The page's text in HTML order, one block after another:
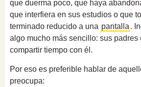
que duerma poco, que haya
que interfiera en sus estudios o que
terminado reducido a una pantalla .
algo mucho más sencillo: sus padres
compartir tiempo con él.
Por eso es preferible hablar de
preocupa: